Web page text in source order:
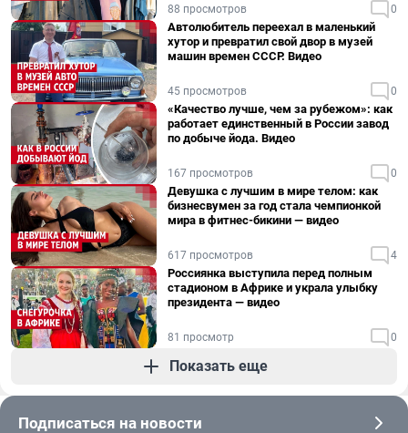
88 просмотров 0
Автолюбитель переехал в маленький
хутор и превратил свой двор в музей
машин времен СССР. Видео
45 просмотров 0
«Качество лучше, чем за рубежом»: как
работает единственный в России завод
по добыче йода. Видео
167 просмотров 0
Девушка с лучшим в мире телом: как
бизнесвумен за год стала чемпионкой
мира в фитнес-бикини — видео
617 просмотров 4
Россиянка выступила перед полным
стадионом в Африке и украла улыбку
президента — видео
81 просмотр 0
Показать еще
Подписаться на новости